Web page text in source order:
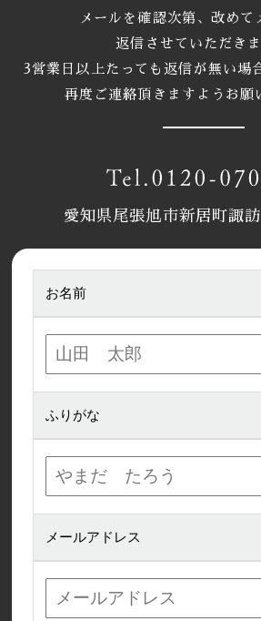
メールを確認次第、改めて
返信させていただきま
3営業日以上たっても返信が無い場
再度ご連絡頂きますようお願
愛知県尾張旭市新居町諏
お名前
ふりがな
メールアドレス